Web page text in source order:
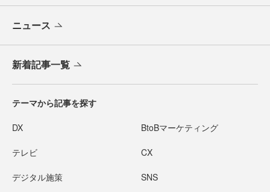
ニュース
新着記事一覧
テーマから記事を探す
DX BtoBマーケティング
テレビ CX
デジタル施策 SNS